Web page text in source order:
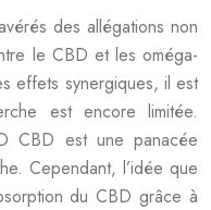
des allégations non
le CBD et les oméga-
effets synergiques, il est
est encore limitée.
CBD est une panacée
Cependant, l’idée que
du CBD grâce à